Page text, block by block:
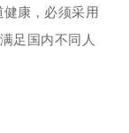
康， 必须采用
足国内不同人